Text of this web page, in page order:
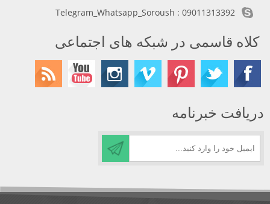
Telegram_Whatsapp_Soroush : 09011313392
کلاه قاسمی در شبکه های اجتماعی
دریافت خبرنامه